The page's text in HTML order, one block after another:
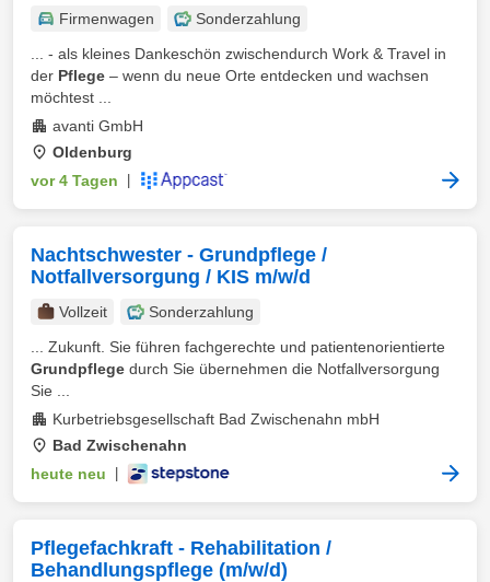
Firmenwagen
Sonderzahlung
... - als kleines Dankeschön zwischendurch Work & Travel in
der Pflege – wenn du neue Orte entdecken und wachsen
möchtest ...
avanti GmbH
Oldenburg
vor 4 Tagen
Nachtschwester - Grundpflege /
Notfallversorgung / KIS m/w/d
Vollzeit
Sonderzahlung
... Zukunft. Sie führen fachgerechte und patientenorientierte
Grundpflege durch Sie übernehmen die Notfallversorgung
Sie ...
Kurbetriebsgesellschaft Bad Zwischenahn mbH
Bad Zwischenahn
heute neu
Pflegefachkraft - Rehabilitation /
Behandlungspflege (m/w/d)